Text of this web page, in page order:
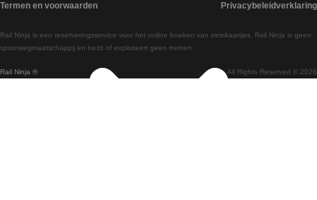
Treinen van Wenen naar Salzburg
Treinen van Wenen naar Praag
Rail Ninja ® All Rights Reserved © 2026
Rail Ninja is een reserveringsservice voor het online boeken van treinkaartjes. Rail Ninja is geen
spoorwegmaatschappij en bezit of exploiteert geen treinen.
Termen en voorwaarden Privacybeleidverklaring